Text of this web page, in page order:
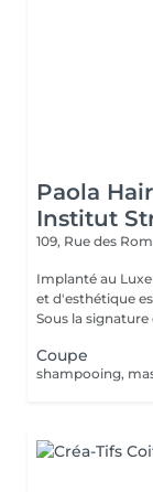
Paola
Institut
109, Rue des
Implanté au
et d'esthétique
Sous la signature
Coupe
shampooing,